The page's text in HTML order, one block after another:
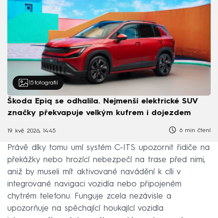
15 fotografií
Škoda Epiq se odhalila. Nejmenší elektrické SUV
značky překvapuje velkým kufrem i dojezdem
19. kvě 2026, 14:45 6 min čtení
Právě díky tomu umí systém C-ITS upozornit řidiče na
překážky nebo hrozící nebezpečí na trase před nimi,
aniž by museli mít aktivované navádění k cíli v
integrované navigaci vozidla nebo připojeném
chytrém telefonu. Funguje zcela nezávisle a
upozorňuje na spěchající houkající vozidla